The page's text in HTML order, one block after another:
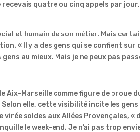
quatre ou cinq appels par
et humain de son métier. Mais
« Il y a des gens qui se confient
au mieux. Mais je ne peux pas
Aix-Marseille comme figure de proue
Selon elle, cette visibilité incite les gens
virée soldes aux Allées Provençales,
le week-end. Je n’ai pas trop